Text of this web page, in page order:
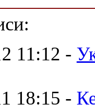
11:12 -
18:15 -